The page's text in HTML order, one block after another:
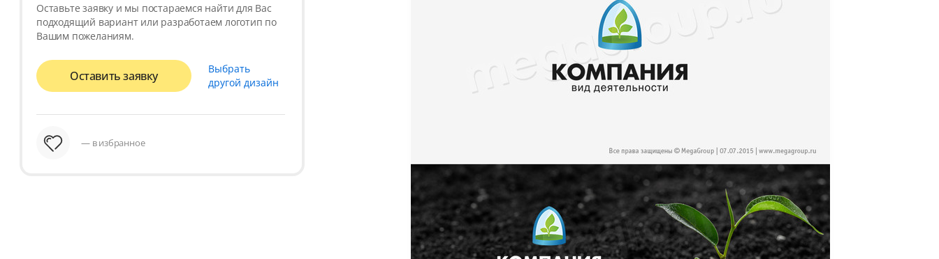
Оставьте заявку и мы постараемся найти для Вас
подходящий вариант или разработаем логотип по
Вашим пожеланиям.
Оставить заявку
Выбрать
другой дизайн
— в избранное